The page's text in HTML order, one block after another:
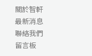
關於智軒
最新消息
聯絡我們
留言板